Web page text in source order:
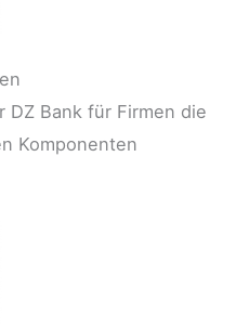
Bank für Firmen die
Komponenten